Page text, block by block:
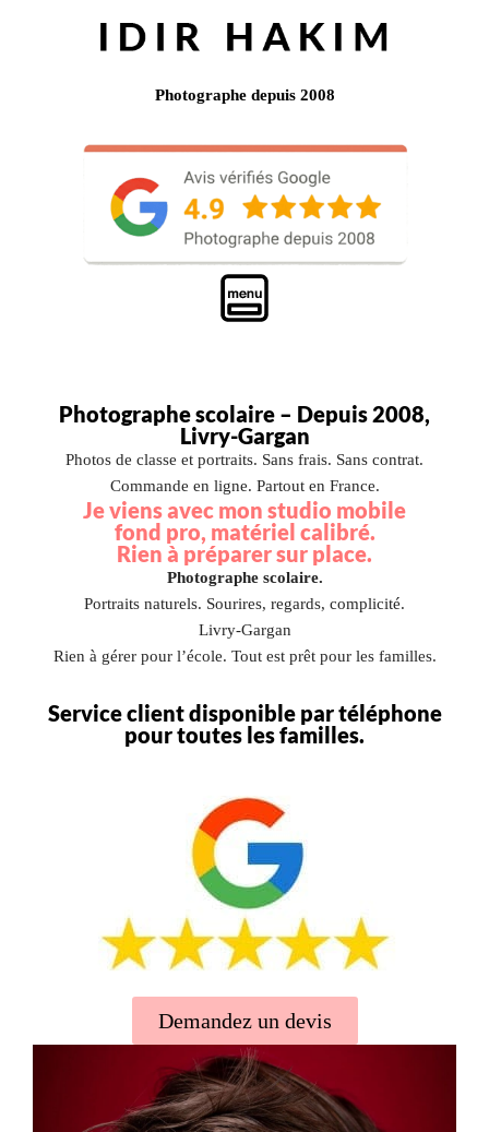
Photographe depuis 2008
Photographe scolaire – Depuis 2008,
Livry-Gargan
Photos de classe et portraits. Sans frais. Sans contrat.
Commande en ligne. Partout en France.
Je viens avec mon studio mobile
fond pro, matériel calibré.
Rien à préparer sur place.
Photographe scolaire.
Portraits naturels. Sourires, regards, complicité.
Livry-Gargan
Rien à gérer pour l’école. Tout est prêt pour les familles.
Service client disponible par téléphone
pour toutes les familles.
Demandez un devis